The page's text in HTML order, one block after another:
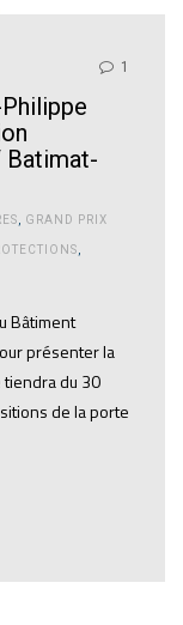
1
Batimat-
GRAND PRIX
Bâtiment
présenter la
du 30
de la porte